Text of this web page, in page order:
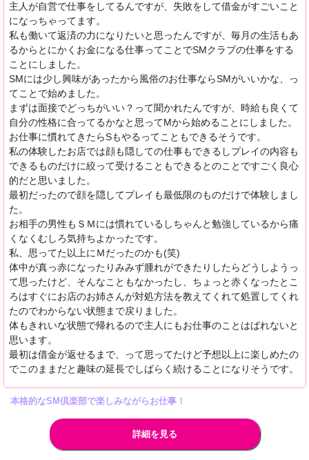
主人が自営で仕事をしてるんですが、失敗をして借金がすごいこと
になっちゃってます。
私も働いて返済の力になりたいと思ったんですが、毎月の生活もあ
るからとにかくお金になる仕事ってことでSMクラブの仕事をする
ことにしました。
SMには少し興味があったから風俗のお仕事ならSMがいいかな、っ
てことで始めました。
まずは面接でどっちがいい？って聞かれたんですが、時給も良くて
自分の性格に合ってるかなと思ってMから始めることにしました。
お仕事に慣れてきたらSもやるってこともできるそうです。
私の体験したお店では顔も隠しての仕事もできるしプレイの内容も
できるものだけに絞って受けることもできるとのことですごく良心
的だと思いました。
最初だったので顔を隠してプレイも最低限のものだけで体験しまし
た。
お相手の男性もＳＭには慣れているしちゃんと勉強しているから痛
くなくむしろ気持ちよかったです。
私、思ってた以上にＭだったのかも(笑)
体中が真っ赤になったりみみず腫れができたりしたらどうしようっ
て思ったけど、そんなこともなかったし、ちょっと赤くなったとこ
ろはすぐにお店のお姉さんが対処方法を教えてくれて処置してくれ
たのでわからない状態まで戻りました。
体もきれいな状態で帰れるので主人にもお仕事のことはばれないと
思います。
最初は借金が返せるまで、って思ってたけど予想以上に楽しめたの
でこのままだと趣味の延長でしばらく続けることになりそうです。
本格的なSM倶楽部で楽しみながらお仕事！
詳細を見る